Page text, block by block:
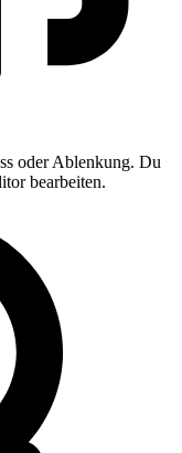
oder Ablenkung. Du
bearbeiten.